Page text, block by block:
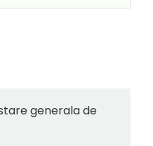
generala de